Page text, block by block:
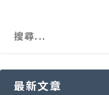
最新文章